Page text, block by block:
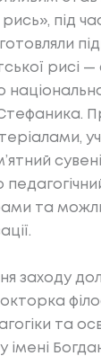
під
рисі —
Стефаника.
та
заходу
та